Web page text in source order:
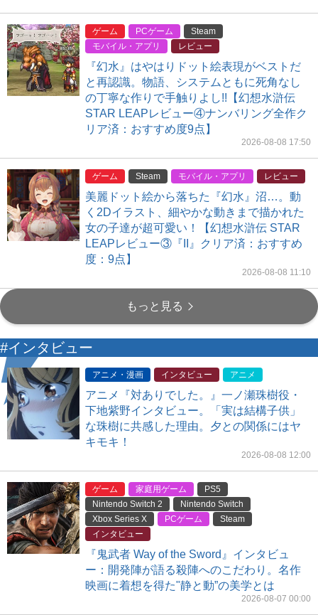
ゲーム PCゲーム
Steam
モバイル・アプリ
レビュー
『幻水』はやはりドット絵表現がベストだ
と再認識。物語、システムともに死角なし
の丁寧な作りで手触りよし!!【幻想水滸伝
STAR LEAPレビュー④ナンバリング全作ク
リア済：おすすめ度9点】
2026-08-08 17:50
ゲーム Steam モバイル・アプリ レビュー
美麗ドット絵から落ちた『幻水』沼…。動
く2Dイラスト、細やかな動きまで描かれた
女の子達が超可愛い！【幻想水滸伝 STAR
LEAPレビュー③『II』クリア済：おすすめ
度：9点】
2026-08-08 11:10
もっと見る
#インタビュー
アニメ・漫画 インタビュー アニメ
アニメ『対ありでした。』一ノ瀬珠樹役・
下地紫野インタビュー。「実は結構子供」
な珠樹に共感した理由。夕との関係にはヤ
キモキ！
2026-08-08 12:00
ゲーム 家庭用ゲーム
PS5
Nintendo Switch 2
Nintendo Switch
Xbox Series X
PCゲーム
Steam
インタビュー
『鬼武者 Way of the Sword』インタビュ
ー：開発陣が語る殺陣へのこだわり。名作
映画に着想を得た"静と動”の美学とは
2026-08-07 00:00